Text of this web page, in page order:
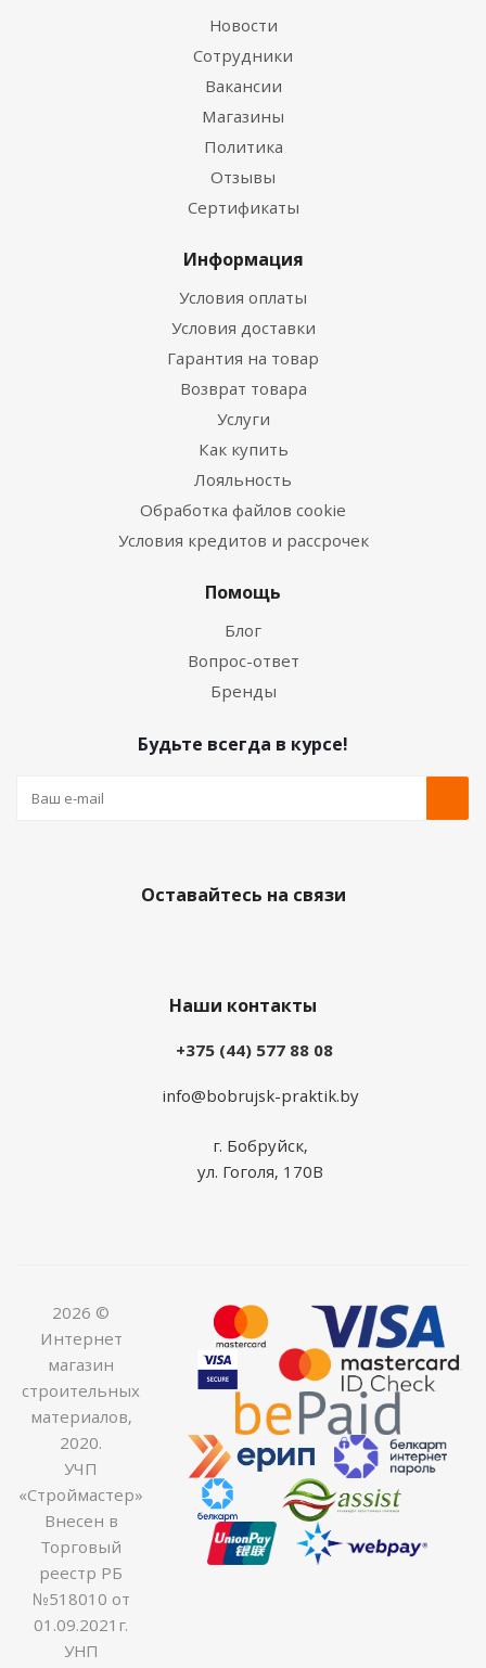
Новости
Сотрудники
Вакансии
Магазины
Политика
Отзывы
Сертификаты
Информация
Условия оплаты
Условия доставки
Гарантия на товар
Возврат товара
Услуги
Как купить
Лояльность
Обработка файлов cookie
Условия кредитов и рассрочек
Помощь
Блог
Вопрос-ответ
Бренды
Будьте всегда в курсе!
Оставайтесь на связи
Наши контакты
+375 (44) 577 88 08
info@bobrujsk-praktik.by
г. Бобруйск,
ул. Гоголя, 170В
2026 ©
Интернет
магазин
строительных
материалов,
2020.
УЧП
«Строймастер»
Внесен в
Торговый
реестр РБ
№518010 от
01.09.2021г.
УНП